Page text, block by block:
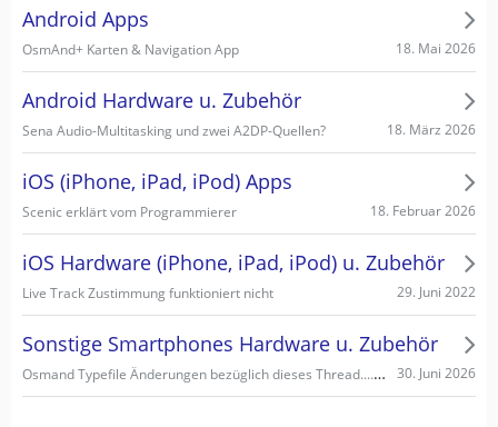
Android Apps
OsmAnd+ Karten & Navigation App 18. Mai 2026
Android Hardware u. Zubehör
Sena Audio-Multitasking und zwei A2DP-Quellen? 18. März 2026
iOS (iPhone, iPad, iPod) Apps
Scenic erklärt vom Programmierer 18. Februar 2026
iOS Hardware (iPhone, iPad, iPod) u. Zubehör
Live Track Zustimmung funktioniert nicht 29. Juni 2022
Sonstige Smartphones Hardware u. Zubehör
Osmand Typefile Änderungen bezüglich dieses Thread....., mögliche Fehlerquelle warum es nicht gehen kann... 30. Juni 2026